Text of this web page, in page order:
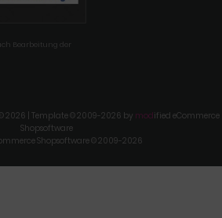
Bearbeitung der
2026 | Template © 2009-2026 by modified eCommerce
Shopsoftware
Shopsoftware © 2009-2026